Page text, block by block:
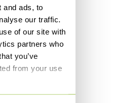
and ads, to
our traffic.
of our site with
partners who
you’ve
from your use